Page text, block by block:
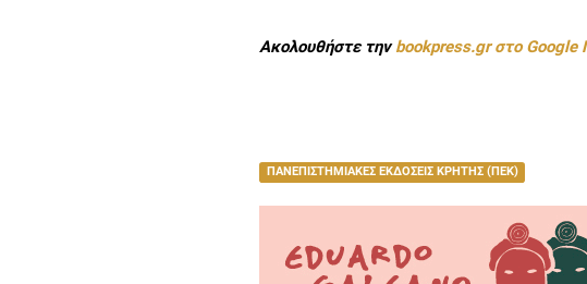
Ακολουθήστε τηνbookpress.gr στο Google
ΠΑΝΕΠΙΣΤΗΜΙΑΚΕΣ ΕΚΔΟΣΕΙΣ ΚΡΗΤΗΣ (ΠΕΚ)